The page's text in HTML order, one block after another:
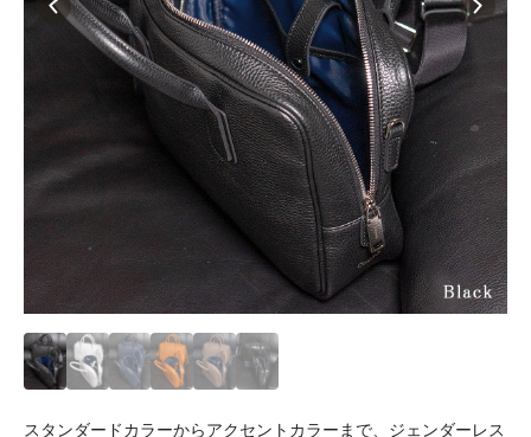
スタンダードカラーからアクセントカラーまで、ジェンダーレス